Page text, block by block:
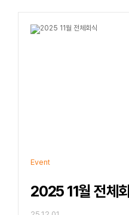
Event
2025 11월 전체